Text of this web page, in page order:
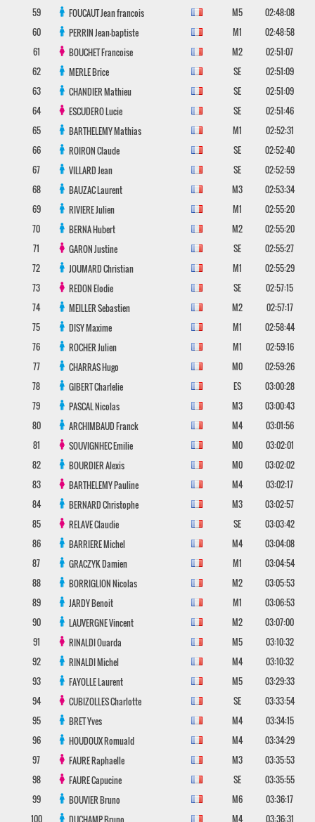
59 FOUCAUTJean francois M5
02:48:08
60
PERRINJean-baptiste M1
02:48:58
61
BOUCHETFrancoise M2
02:51:07
62
MERLEBrice SE
02:51:09
63
CHANDIERMathieu SE
02:51:09
64
ESCUDEROLucie SE
02:51:46
65
BARTHELEMYMathias M1
02:52:31
66
ROIRONClaude SE
02:52:40
67
VILLARDJean SE
02:52:59
68
BAUZACLaurent M3
02:53:34
69
RIVIEREJulien M1
02:55:20
70
BERNAHubert M2
02:55:20
71
GARONJustine SE
02:55:27
72
JOUMARDChristian M1
02:55:29
73
REDONElodie SE
02:57:15
74
MEILLERSebastien M2
02:57:17
75
DISYMaxime M1
02:58:44
76
ROCHERJulien M1
02:59:16
77
CHARRASHugo M0
02:59:26
78
GIBERTCharlelie ES
03:00:28
79
PASCALNicolas M3
03:00:43
80
ARCHIMBAUDFranck M4
03:01:56
81
SOUVIGNHECEmilie M0
03:02:01
82
BOURDIERAlexis M0
03:02:02
83
BARTHELEMYPauline M4
03:02:17
84
BERNARDChristophe M3
03:02:57
85
RELAVEClaudie SE
03:03:42
86
BARRIEREMichel M4
03:04:08
87
GRACZYKDamien M1
03:04:54
88
BORRIGLIONNicolas M2
03:05:53
89
JARDYBenoit M1
03:06:53
90
LAUVERGNEVincent M2
03:07:00
91
RINALDIOuarda M5
03:10:32
92
RINALDIMichel M4
03:10:32
93
FAYOLLELaurent M5
03:29:33
94
CUBIZOLLESCharlotte SE
03:33:54
95
BRETYves M4
03:34:15
96
HOUDOUXRomuald M4
03:34:29
97
FAURERaphaelle M3
03:35:53
98
FAURECapucine SE
03:35:55
99
BOUVIERBruno M6
03:36:17
100
DUCHAMPBruno M4
03:36:31